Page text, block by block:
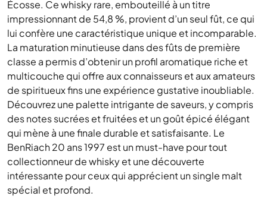
Écosse. Ce whisky rare, embouteillé à un titre
impressionnant de 54,8 %, provient d’un seul fût, ce qui
lui confère une caractéristique unique et incomparable.
La maturation minutieuse dans des fûts de première
classe a permis d’obtenir un profil aromatique riche et
multicouche qui offre aux connaisseurs et aux amateurs
de spiritueux fins une expérience gustative inoubliable.
Découvrez une palette intrigante de saveurs, y compris
des notes sucrées et fruitées et un goût épicé élégant
qui mène à une finale durable et satisfaisante. Le
BenRiach 20 ans 1997 est un must-have pour tout
collectionneur de whisky et une découverte
intéressante pour ceux qui apprécient un single malt
spécial et profond.